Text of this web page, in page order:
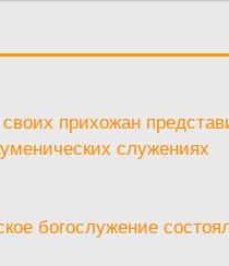
прихожан
служениях
богослужение